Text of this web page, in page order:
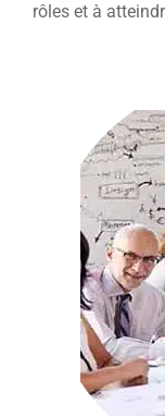
rôles et à